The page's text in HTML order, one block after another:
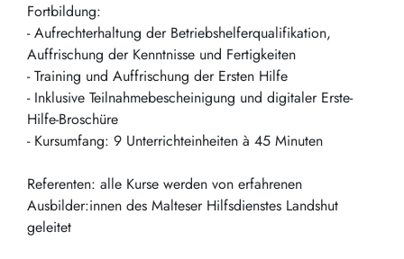
Fortbildung:
- Aufrechterhaltung der Betriebshelferqualifikation,
Auffrischung der Kenntnisse und Fertigkeiten
- Training und Auffrischung der Ersten Hilfe
- Inklusive Teilnahmebescheinigung und digitaler Erste-
Hilfe-Broschüre
- Kursumfang: 9 Unterrichteinheiten à 45 Minuten
Referenten: alle Kurse werden von erfahrenen
Ausbilder:innen des Malteser Hilfsdienstes Landshut
geleitet